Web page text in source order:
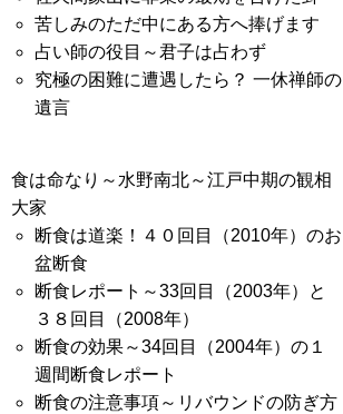
苦しみのただ中にある方へ捧げます
占い師の役目～君子は占わず
究極の困難に遭遇したら？ 一休禅師の
遺言
食は命なり～水野南北～江戸中期の観相
大家
断食は道楽！４０回目（2010年）のお
盆断食
断食レポート～33回目（2003年）と
３８回目（2008年）
断食の効果～34回目（2004年）の１
週間断食レポート
断食の注意事項～リバウンドの防ぎ方